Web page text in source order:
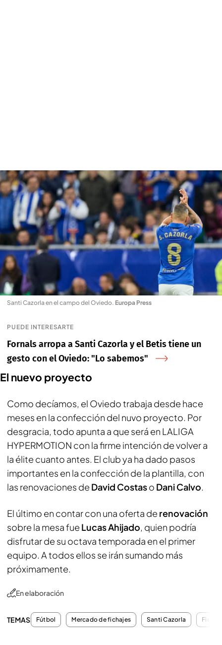
Santi Cazorla en el campo del Oviedo. Europa Press
PUEDE INTERESARTE
Fornals arropa a Santi Cazorla y el Betis tiene un
gesto con el Oviedo: "Lo sabemos"
El nuevo proyecto
Como decíamos, el Oviedo trabaja desde hace
meses en la confección del nuvo proyecto. Por
desgracia, todo apunta a que será en LALIGA
HYPERMOTION con la firme intención de volver a
la élite cuanto antes. El club ya ha dado pasos
importantes en la confección de la plantilla, con
las renovaciones de David Costaso Dani Calvo.
El último en contar con una oferta de renovación
sobre la mesa fue Lucas Ahijado, quien podría
disfrutar de su octava temporada en el primer
equipo. A todos ellos se irán sumando más
próximamente.
En elaboración
TEMAS Fútbol Mercado de fichajes Santi Cazorla